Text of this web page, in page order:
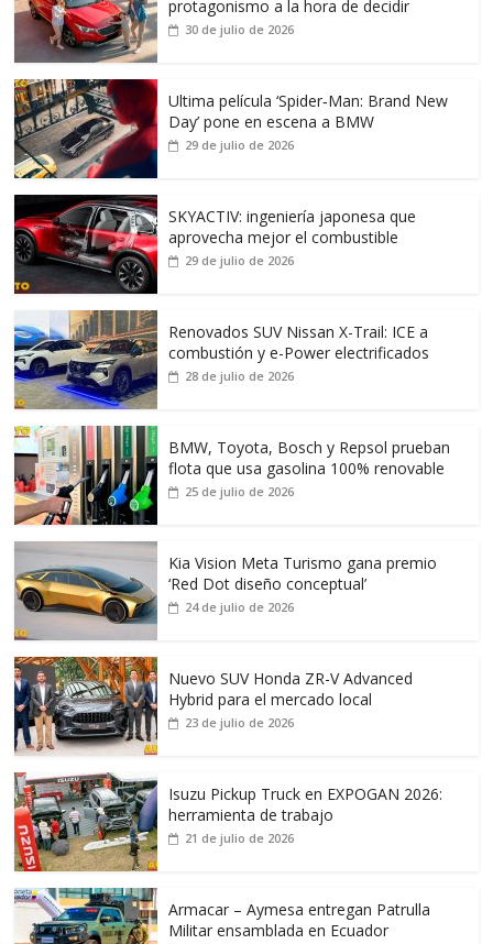
protagonismo a la hora de decidir
30 de julio de 2026
Ultima película ‘Spider‑Man: Brand New
Day’ pone en escena a BMW
29 de julio de 2026
SKYACTIV: ingeniería japonesa que
aprovecha mejor el combustible
29 de julio de 2026
Renovados SUV Nissan X-Trail: ICE a
combustión y e-Power electrificados
28 de julio de 2026
BMW, Toyota, Bosch y Repsol prueban
flota que usa gasolina 100% renovable
25 de julio de 2026
Kia Vision Meta Turismo gana premio
‘Red Dot diseño conceptual’
24 de julio de 2026
Nuevo SUV Honda ZR-V Advanced
Hybrid para el mercado local
23 de julio de 2026
Isuzu Pickup Truck en EXPOGAN 2026:
herramienta de trabajo
21 de julio de 2026
Armacar – Aymesa entregan Patrulla
Militar ensamblada en Ecuador